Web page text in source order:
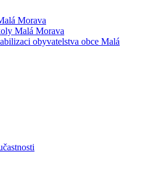
Morava
Malá Morava
obyvatelstva obce Malá